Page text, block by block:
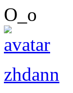
О_о
zhdann